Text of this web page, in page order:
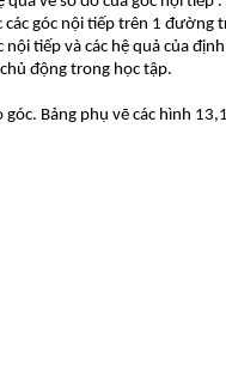
góc nội tiếp trên 1
nội tiếp và các hệ quả của
động trong học tập.
Bảng phụ vẽ các hình